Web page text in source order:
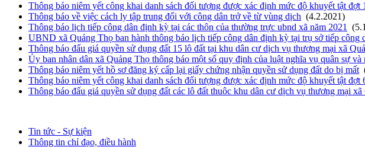
Thông báo niêm yết công khai danh sách đối tượng được xác định mức độ khuyết tật đợt
Thông báo về việc cách ly tập trung đối với công dân trở về từ vùng dịch (4.2.2021)
Thông báo lịch tiếp công dân định kỳ tại các thôn của thường trực ubnd xã năm 2021
UBND xã Quảng Thọ ban hành thông báo lịch tiếp công dân định kỳ tại trụ sở tiếp công
Thông báo đấu giá quyền sử dụng đất 15 lô đất tại khu dân cư dịch vụ thương mại xã
Ủy ban nhân dân xã Quảng Thọ thông báo một số quy định của luật nghĩa vụ quân sự
Thông báo niêm yết hồ sơ đăng ký cấp lại giấy chứng nhận quyền sử dụng đất do bị mất
Thông báo niêm yết công khai danh sách đối tượng được xác định mức độ khuyết tật đợt
Thông báo đấu giá quyền sử dụng đất các lô đất thuôc khu dân cư dịch vụ thương mại
Tin tức - Sự kiện
Thông tin chỉ đạo, điều hành